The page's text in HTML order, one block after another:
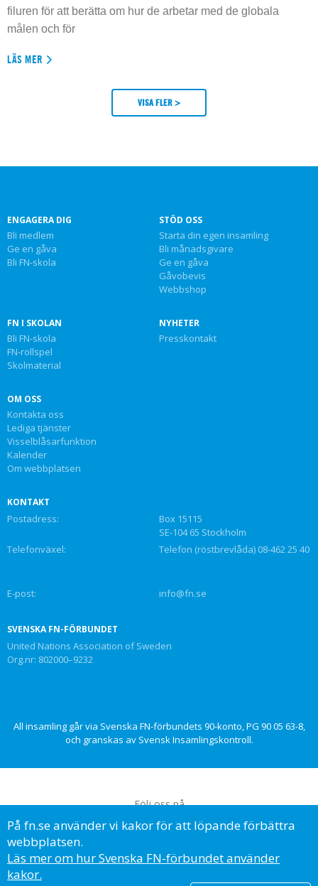
filuren för att berätta om hur de arbetar med de globala
målen och för
LÄS MER
VISA FLER >
ENGAGERA DIG
Bli medlem
Ge en gåva
Bli FN-skola
STÖD OSS
Starta din egen insamling
Bli månadsgivare
Ge en gåva
Gåvobevis
Webbshop
FN I SKOLAN
Bli FN-skola
FN-rollspel
Skolmaterial
NYHETER
Presskontakt
OM OSS
Kontakta oss
Lediga tjänster
Visselblåsarfunktion
Kalender
Om webbplatsen
KONTAKT
Postadress:
Box 15115
SE-104 65 Stockholm
Telefonväxel:
Telefon (röstbrevlåda) 08-462 25 40
E-post: info@fn.se
SVENSKA FN-FÖRBUNDET
United Nations Association of Sweden
Org.nr: 802000–9232
All insamling går via Svenska FN-förbundets 90-konto, PG 90 05 63-8,
och granskas av Svensk Insamlingskontroll.
Följ oss på
© Svenska FN-förbundet, 2023
På fn.se använder vi kakor för att löpande förbättra
webbplatsen.
Läs mer om hur Svenska FN-förbundet använder
kakor.